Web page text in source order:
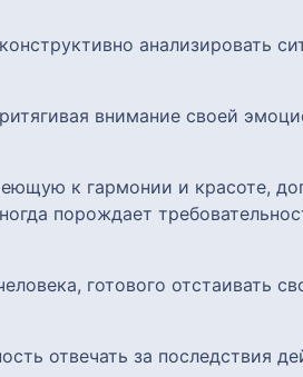
анализировать
внимание своей
к гармонии и красоте,
порождает
готового отстаивать
отвечать за последствия